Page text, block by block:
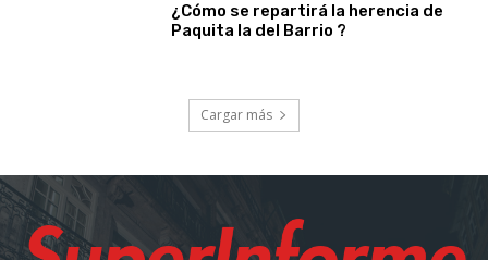
¿Cómo se repartirá la herencia de
Paquita la del Barrio ?
Cargar más